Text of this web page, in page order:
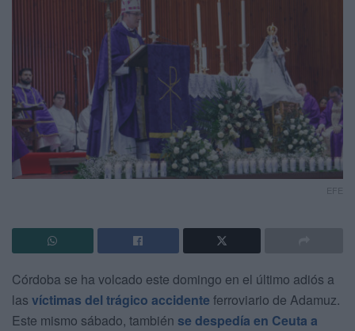
EFE
Córdoba se ha volcado este domingo en el último adiós a
las víctimas del trágico accidente ferroviario de Adamuz.
Este mismo sábado, también se despedía en Ceuta a